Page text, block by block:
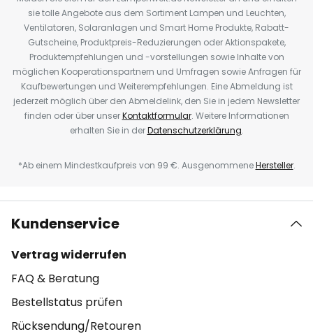
sie tolle Angebote aus dem Sortiment Lampen und Leuchten,
Ventilatoren, Solaranlagen und Smart Home Produkte, Rabatt-
Gutscheine, Produktpreis-Reduzierungen oder Aktionspakete,
Produktempfehlungen und -vorstellungen sowie Inhalte von
möglichen Kooperationspartnern und Umfragen sowie Anfragen für
Kaufbewertungen und Weiterempfehlungen. Eine Abmeldung ist
jederzeit möglich über den Abmeldelink, den Sie in jedem Newsletter
finden oder über unserKontaktformular. Weitere Informationen
erhalten Sie in derDatenschutzerklärung.
*Ab einem Mindestkaufpreis von 99 €. AusgenommeneHersteller.
Kundenservice
Vertrag widerrufen
FAQ & Beratung
Bestellstatus prüfen
Rücksendung/Retouren